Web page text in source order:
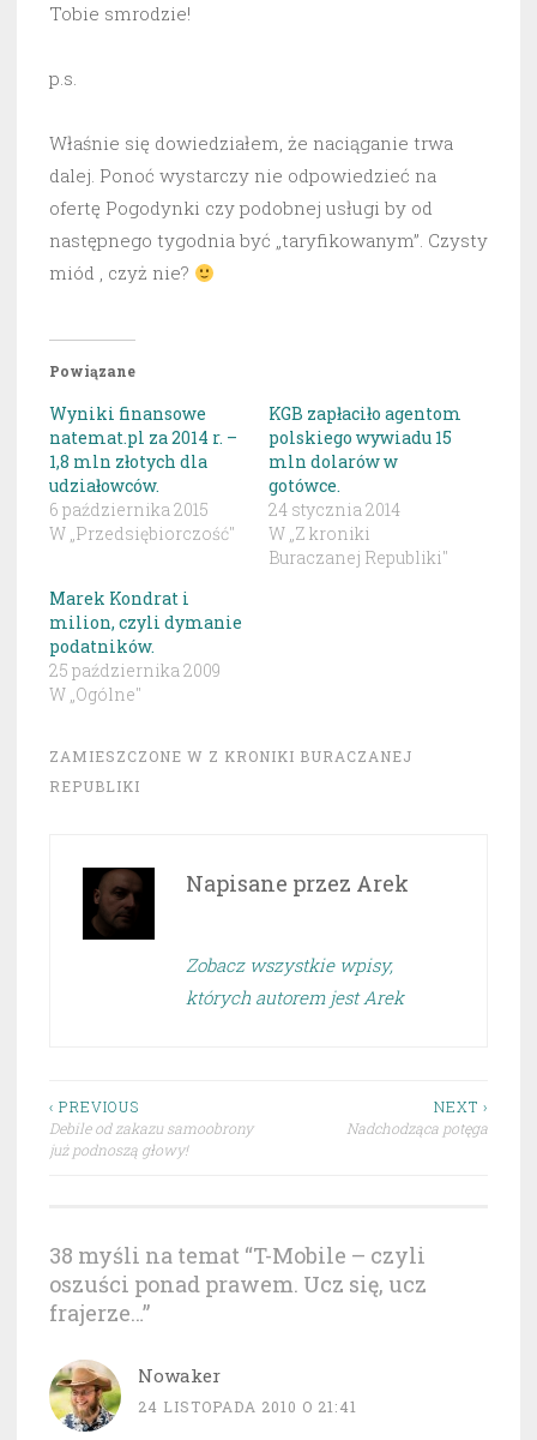
Tobie smrodzie!
p.s.
Właśnie się dowiedziałem, że naciąganie trwa
dalej. Ponoć wystarczy nie odpowiedzieć na
ofertę Pogodynki czy podobnej usługi by od
następnego tygodnia być „taryfikowanym”. Czysty
miód , czyż nie?
Powiązane
Wyniki finansowe
natemat.pl za 2014 r. –
1,8 mln złotych dla
udziałowców.
6 października 2015
W „Przedsiębiorczość"
KGB zapłaciło agentom
polskiego wywiadu 15
mln dolarów w
gotówce.
24 stycznia 2014
W „Z kroniki
Buraczanej Republiki"
Marek Kondrat i
milion, czyli dymanie
podatników.
25 października 2009
W „Ogólne"
ZAMIESZCZONE W Z KRONIKI BURACZANEJ
REPUBLIKI
Napisane przez Arek
Zobacz wszystkie wpisy,
których autorem jest Arek
Nawigacja
wpisu
‹ PREVIOUS
Debile od zakazu samoobrony
już podnoszą głowy!
NEXT ›
Nadchodząca potęga
38 myśli na temat “T-Mobile – czyli
oszuści ponad prawem. Ucz się, ucz
frajerze…”
Nowaker
24 LISTOPADA 2010 O 21:41